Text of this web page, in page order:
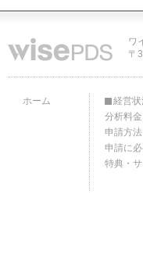
ワ
〒
ホーム
経営
分析料
申請方
申請に
特典・